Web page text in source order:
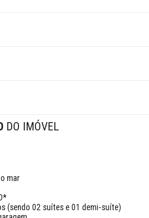
DO IMÓVEL
mar
(sendo 02 suítes e 01 demi-suíte)